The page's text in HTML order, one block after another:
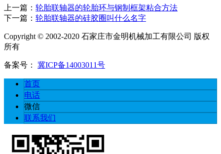
上一篇： 轮胎联轴器的轮胎环与钢制框架粘合方法
下一篇： 轮胎联轴器的硅胶圈叫什么名字
Copyright © 2002-2020 石家庄市金明机械加工有限公司 版权
所有
备案号： 冀ICP备14003011号
首页
电话
微信
联系我们